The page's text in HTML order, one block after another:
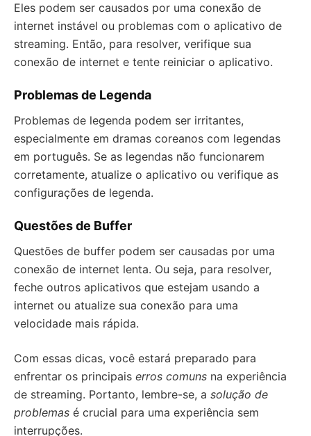
Eles podem ser causados por uma conexão de
internet instável ou problemas com o aplicativo de
streaming. Então, para resolver, verifique sua
conexão de internet e tente reiniciar o aplicativo.
Problemas de Legenda
Problemas de legenda podem ser irritantes,
especialmente em dramas coreanos com legendas
em português. Se as legendas não funcionarem
corretamente, atualize o aplicativo ou verifique as
configurações de legenda.
Questões de Buffer
Questões de buffer podem ser causadas por uma
conexão de internet lenta. Ou seja, para resolver,
feche outros aplicativos que estejam usando a
internet ou atualize sua conexão para uma
velocidade mais rápida.
Com essas dicas, você estará preparado para
enfrentar os principais erros comuns na experiência
de streaming. Portanto, lembre-se, a solução de
problemas é crucial para uma experiência sem
interrupções.